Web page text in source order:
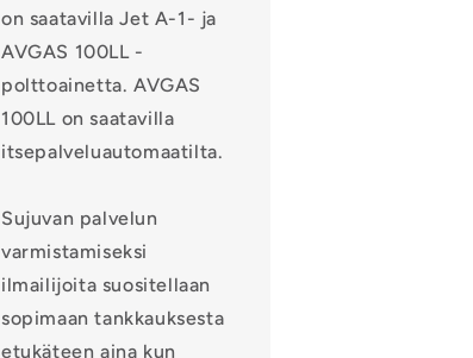
on saatavilla Jet A-1- ja
AVGAS 100LL -
polttoainetta. AVGAS
100LL on saatavilla
itsepalveluautomaatilta.
Sujuvan palvelun
varmistamiseksi
ilmailijoita suositellaan
sopimaan tankkauksesta
etukäteen aina kun